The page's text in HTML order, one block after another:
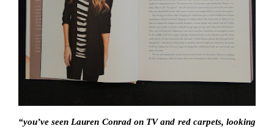
“you’ve seen Lauren Conrad on TV and red carpets, looking